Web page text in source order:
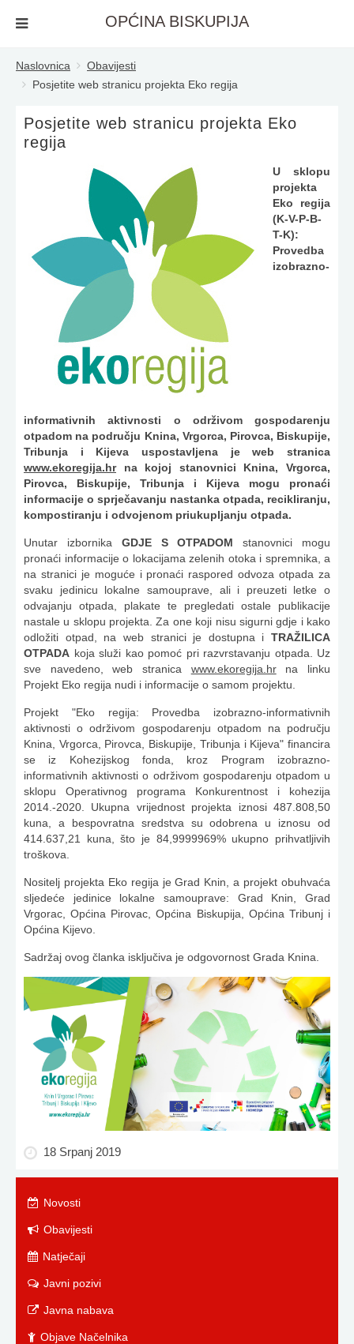
OPĆINA BISKUPIJA
Naslovnica
Obavijesti
Posjetite web stranicu projekta Eko regija
Posjetite web stranicu projekta Eko
regija
U sklopu
projekta
Eko regija
(K-V-P-B-
T-K):
Provedba
izobrazno-
informativnih aktivnosti o održivom gospodarenju
otpadom na području Knina, Vrgorca, Pirovca, Biskupije,
Tribunja i Kijeva uspostavljena je web stranica
www.ekoregija.hrna kojoj stanovnici Knina, Vrgorca,
Pirovca, Biskupije, Tribunja i Kijeva mogu pronaći
informacije o sprječavanju nastanka otpada, recikliranju,
kompostiranju i odvojenom priukupljanju otpada.
Unutar izbornika GDJE S OTPADOM stanovnici mogu
pronaći informacije o lokacijama zelenih otoka i spremnika, a
na stranici je moguće i pronaći raspored odvoza otpada za
svaku jedinicu lokalne samouprave, ali i preuzeti letke o
odvajanju otpada, plakate te pregledati ostale publikacije
nastale u sklopu projekta. Za one koji nisu sigurni gdje i kako
odložiti otpad, na web stranici je dostupna i TRAŽILICA
OTPADA koja služi kao pomoć pri razvrstavanju otpada. Uz
sve navedeno, web stranica www.ekoregija.hrna linku
Projekt Eko regija nudi i informacije o samom projektu.
Projekt "Eko regija: Provedba izobrazno-informativnih
aktivnosti o održivom gospodarenju otpadom na području
Knina, Vrgorca, Pirovca, Biskupije, Tribunja i Kijeva" financira
se iz Kohezijskog fonda, kroz Program izobrazno-
informativnih aktivnosti o održivom gospodarenju otpadom u
sklopu Operativnog programa Konkurentnost i kohezija
2014.-2020. Ukupna vrijednost projekta iznosi 487.808,50
kuna, a bespovratna sredstva su odobrena u iznosu od
414.637,21 kuna, što je 84,9999969% ukupno prihvatljivih
troškova.
Nositelj projekta Eko regija je Grad Knin, a projekt obuhvaća
sljedeće jedinice lokalne samouprave: Grad Knin, Grad
Vrgorac, Općina Pirovac, Općina Biskupija, Općina Tribunj i
Općina Kijevo.
Sadržaj ovog članka isključiva je odgovornost Grada Knina.
18 Srpanj 2019
Novosti
Obavijesti
Natječaji
Javni pozivi
Javna nabava
Objave Načelnika